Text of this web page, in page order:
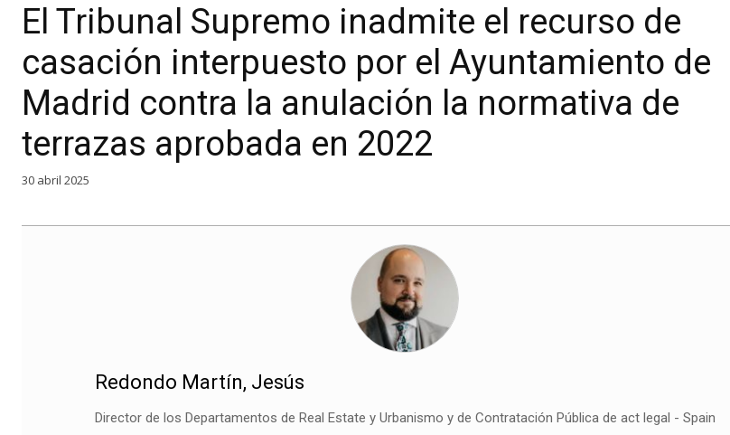
El Tribunal Supremo inadmite el recurso de
casación interpuesto por el Ayuntamiento de
Madrid contra la anulación la normativa de
terrazas aprobada en 2022
30 abril 2025
Redondo Martín, Jesús
Director de los Departamentos de Real Estate y Urbanismo y de Contratación Pública de act legal - Spain